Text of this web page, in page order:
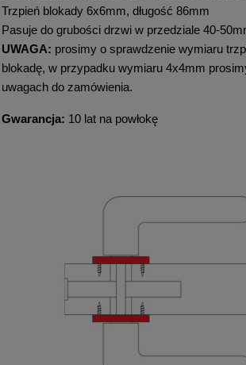
Trzpień blokady 6x6mm, długość 86mm
Pasuje do grubości drzwi w przedziale 40-
UWAGA: prosimy o sprawdzenie wymiaru
blokadę, w przypadku wymiaru 4x4mm
uwagach do zamówienia.
Gwarancja: 10 lat na powłokę